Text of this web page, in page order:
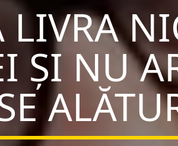
ȘI NU